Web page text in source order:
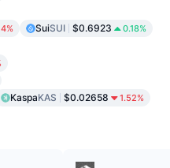
SuiSUI $0.6923 0.18%
KaspaKAS $0.02658 1.52%